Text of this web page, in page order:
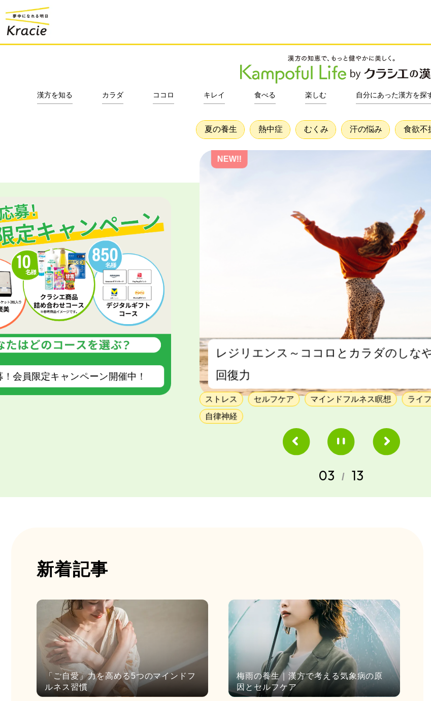
漢方を知る カラダ ココロ キレイ 食べる 楽しむ 自分にあった漢方を探
夏の養生 熱中症 むくみ 汗の悩み 食欲不
会員限定キャンペーン開催中！
レジリエンス～ココロとカラダのしな
回復力
ストレス セルフケア マインドフルネス瞑想
ライ
自律神経
03 / 13
新着記事
「ご自愛」力を高める5つのマインドフ
ルネス習慣
梅雨の養生｜漢方で考える気象病の原
因とセルフケア